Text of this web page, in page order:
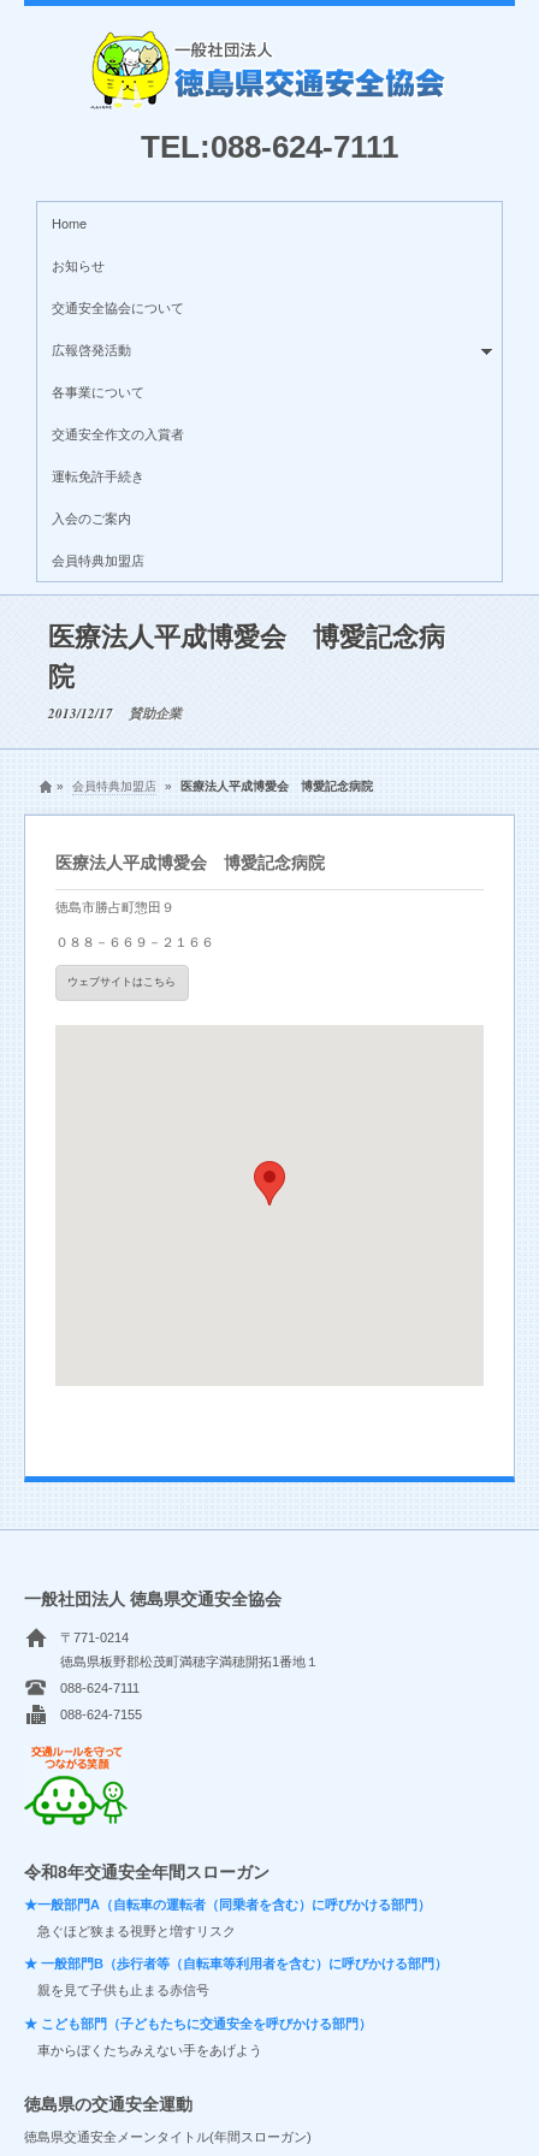
TEL:088-624-7111
Home
お知らせ
交通安全協会について
広報啓発活動
各事業について
交通安全作文の入賞者
運転免許手続き
入会のご案内
会員特典加盟店
医療法人平成博愛会 博愛記念病
院
2013/12/17 賛助企業
» 会員特典加盟店 » 医療法人平成博愛会 博愛記念病院
医療法人平成博愛会 博愛記念病院
徳島市勝占町惣田９
０８８－６６９－２１６６
ウェブサイトはこちら
一般社団法人 徳島県交通安全協会
〒771-0214
徳島県板野郡松茂町満穂字満穂開拓1番地１
088-624-7111
088-624-7155
令和8年交通安全年間スローガン
★一般部門A（自転車の運転者（同乗者を含む）に呼びかける部門）
急ぐほど狭まる視野と増すリスク
★ 一般部門B（歩行者等（自転車等利用者を含む）に呼びかける部門）
親を見て子供も止まる赤信号
★ こども部門（子どもたちに交通安全を呼びかける部門）
車からぼくたちみえない手をあげよう
徳島県の交通安全運動
徳島県交通安全メーンタイトル(年間スローガン)